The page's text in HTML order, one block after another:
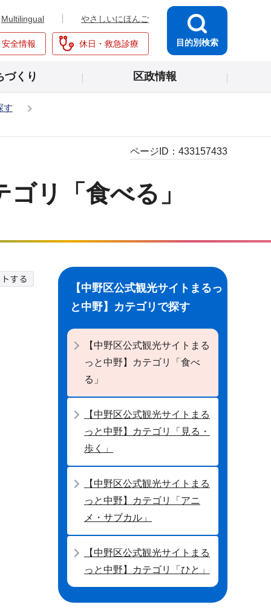
Multilingual やさしいにほんご
全情報 休日・救急診療 目的別検索
づくり 区政情報
す
リ「食べる」
ページID： 433157433
【中野区公式観光サイトまるっ
と中野】カテゴリで探す
【中野区公式観光サイトまる
っと中野】カテゴリ「食べ
る」
【中野区公式観光サイトまる
っと中野】カテゴリ「見る・
歩く」
【中野区公式観光サイトまる
っと中野】カテゴリ「アニ
メ・サブカル」
【中野区公式観光サイトまる
っと中野】カテゴリ「ひと」